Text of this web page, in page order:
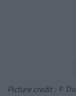
Picture credit : ©